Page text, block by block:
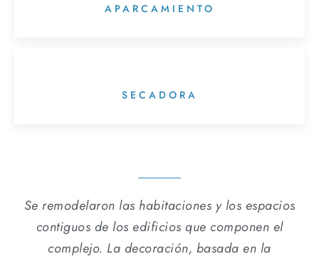
APARCAMIENTO
SECADORA
Se remodelaron las habitaciones y los espacios
contiguos de los edificios que componen el
complejo. La decoración, basada en la